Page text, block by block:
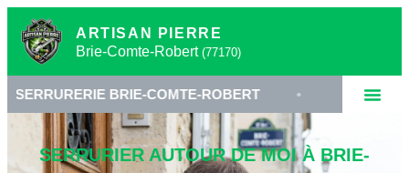
ARTISAN PIERRE
Brie-Comte-Robert (77170)
BRIE-COMTE-ROBERT • SERRURIER 77170
SERRURIER AUTOUR DE MOI À BRIE-